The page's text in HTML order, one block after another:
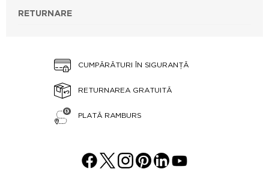
RETURNARE
CUMPĂRĂTURI ÎN SIGURANȚĂ
RETURNAREA GRATUITĂ
PLATĂ RAMBURS